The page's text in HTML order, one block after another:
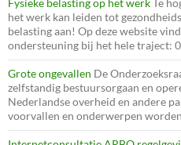
het werk kan leiden tot
belasting aan! Op deze website
ondersteuning bij het hele traject: 0
Grote ongevallen De
zelfstandig bestuursorgaan en
Nederlandse overheid en andere
voorvallen en onderwerpen